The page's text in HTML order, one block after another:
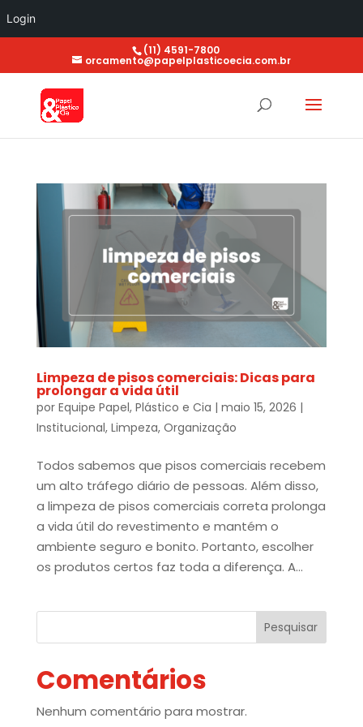
Login
(11) 4591-7800
orcamento@papelplasticoecia.com.br
Limpeza de pisos comerciais: Dicas para
prolongar a vida útil
por Equipe Papel, Plástico e Cia | maio 15, 2026 |
Institucional, Limpeza, Organização
Todos sabemos que pisos comerciais recebem
um alto tráfego diário de pessoas. Além disso,
a limpeza de pisos comerciais correta prolonga
a vida útil do revestimento e mantém o
ambiente seguro e bonito. Portanto, escolher
os produtos certos faz toda a diferença. A...
Pesquisar
Comentários
Nenhum comentário para mostrar.